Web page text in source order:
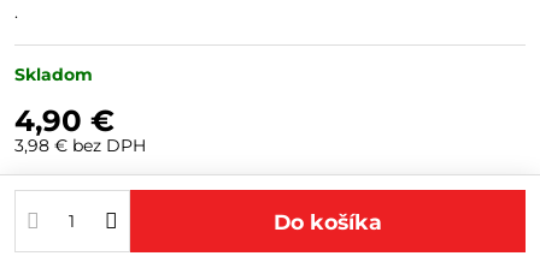
.
Skladom
4,90 €
3,98 € bez DPH
Do košíka